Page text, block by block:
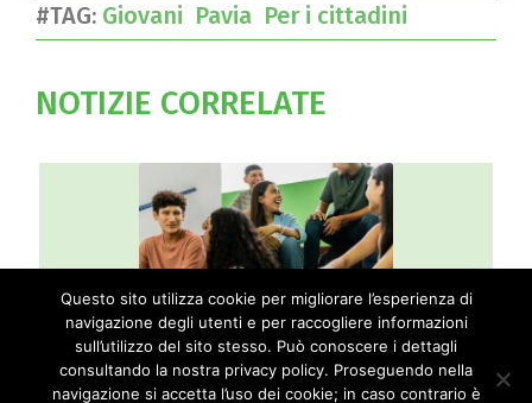
#TAG: Giovani Pavia Per i cittadini
NOTIZIE CORRELATE
Partecipa al catalogo delle proposte
educative rivolte alle scuole della provincia
di Pavia
Questo sito utilizza cookie per migliorare l’esperienza di
navigazione degli utenti e per raccogliere informazioni
sull’utilizzo del sito stesso. Può conoscere i dettagli
consultando la nostra privacy policy. Proseguendo nella
navigazione si accetta l’uso dei cookie; in caso contrario è